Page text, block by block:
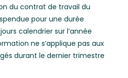
du contrat de travail du
pour une durée
calendrier sur l’année
ne s’applique pas aux
durant le dernier trimestre